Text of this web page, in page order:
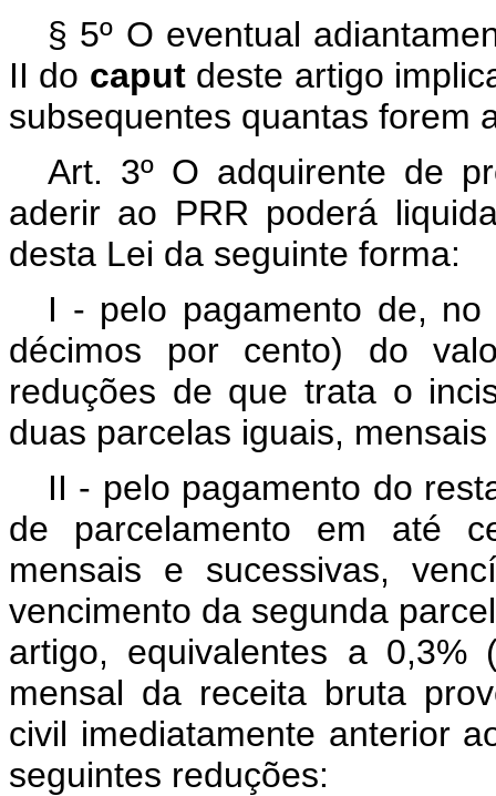
§ 5º O eventual
II do caput deste artigo
subsequentes quantas forem
Art. 3º O adquirente de
aderir ao PRR poderá
desta Lei da seguinte forma:
I - pelo pagamento de,
décimos por cento) do
reduções de que trata o
duas parcelas iguais,
II - pelo pagamento do
de parcelamento em até
mensais e sucessivas,
vencimento da segunda
artigo, equivalentes a 0,3%
mensal da receita bruta
civil imediatamente anterior
seguintes reduções: